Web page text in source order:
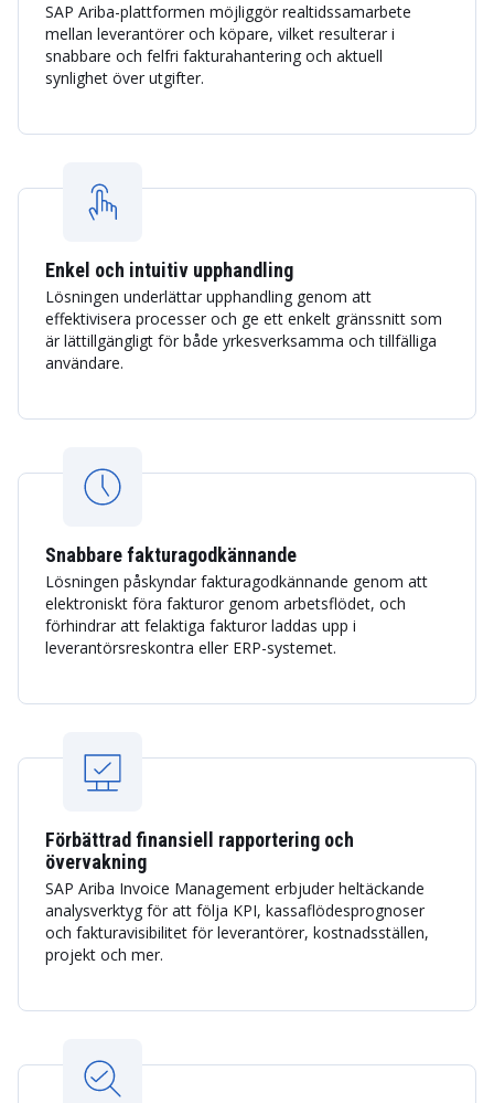
SAP Ariba-plattformen möjliggör realtidssamarbete
mellan leverantörer och köpare, vilket resulterar i
snabbare och felfri fakturahantering och aktuell
synlighet över utgifter.
Enkel och intuitiv upphandling
Lösningen underlättar upphandling genom att
effektivisera processer och ge ett enkelt gränssnitt som
är lättillgängligt för både yrkesverksamma och tillfälliga
användare.
Snabbare fakturagodkännande
Lösningen påskyndar fakturagodkännande genom att
elektroniskt föra fakturor genom arbetsflödet, och
förhindrar att felaktiga fakturor laddas upp i
leverantörsreskontra eller ERP-systemet.
Förbättrad finansiell rapportering och
övervakning
SAP Ariba Invoice Management erbjuder heltäckande
analysverktyg för att följa KPI, kassaflödesprognoser
och fakturavisibilitet för leverantörer, kostnadsställen,
projekt och mer.